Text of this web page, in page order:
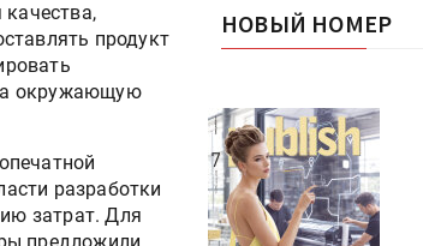
продукт
окружающую
разработки
затрат. Для
НОВЫЙ НОМЕР